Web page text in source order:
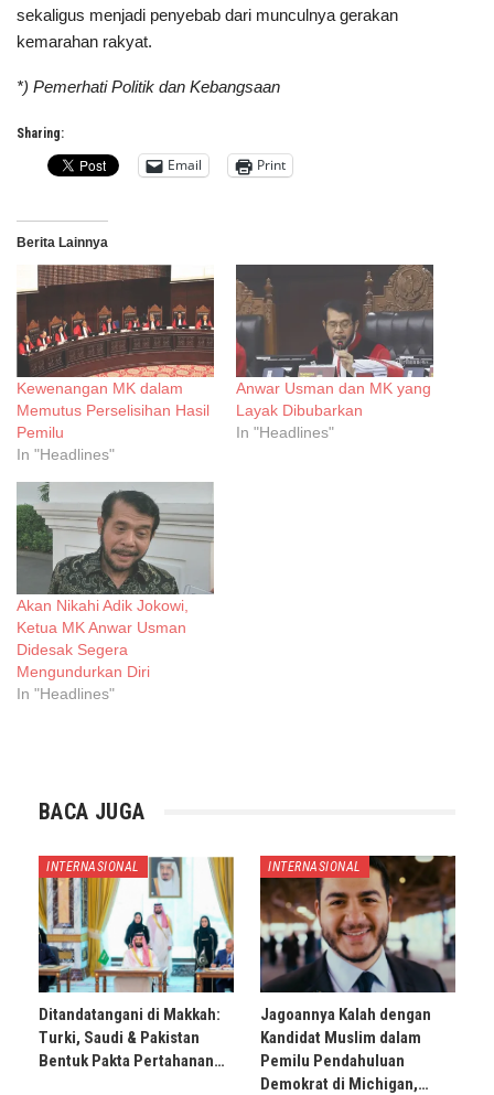
sekaligus menjadi penyebab dari munculnya gerakan
kemarahan rakyat.
*) Pemerhati Politik dan Kebangsaan
Sharing:
Email Print
Berita Lainnya
Kewenangan MK dalam
Memutus Perselisihan Hasil
Pemilu
In "Headlines"
Anwar Usman dan MK yang
Layak Dibubarkan
In "Headlines"
Akan Nikahi Adik Jokowi,
Ketua MK Anwar Usman
Didesak Segera
Mengundurkan Diri
In "Headlines"
BACA JUGA
INTERNASIONAL
Ditandatangani di Makkah:
Turki, Saudi & Pakistan
Bentuk Pakta Pertahanan…
INTERNASIONAL
Jagoannya Kalah dengan
Kandidat Muslim dalam
Pemilu Pendahuluan
Demokrat di Michigan,…